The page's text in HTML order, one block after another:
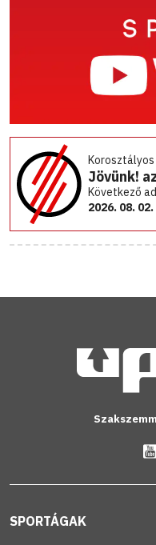
Jövünk!
Következő
2026. 08.
SPORTÁGAK